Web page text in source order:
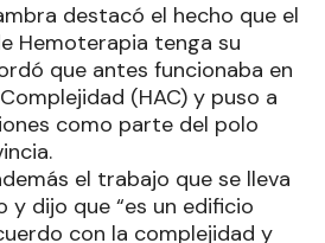
destacó el hecho que el
Hemoterapia tenga su
que antes funcionaba en
(HAC) y puso a
como parte del polo
el trabajo que se lleva
y dijo que “es un edificio
con la complejidad y